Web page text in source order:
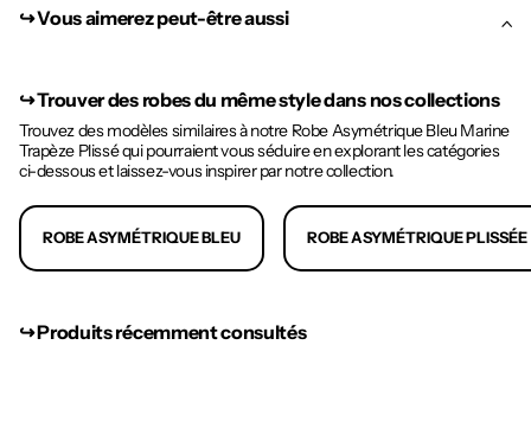
↪︎ Vous aimerez peut-être aussi
↪︎Trouver des robes du même style dans nos collections
Trouvez des modèles similaires à notre Robe Asymétrique Bleu Marine
Trapèze Plissé qui pourraient vous séduire en explorant les catégories
ci-dessous et laissez-vous inspirer par notre collection.
ROBE ASYMÉTRIQUE BLEU ROBE ASYMÉTRIQUE PLISSÉE
↪︎ Produits récemment consultés